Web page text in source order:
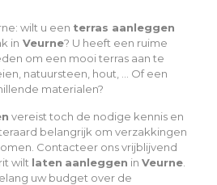
: wilt u een terras aanleggen
in Veurne? U heeft een ruime
om een mooi terras aan te
natuursteen, hout, … Of een
materialen?
vereist toch de nodige kennis en
belangrijk om verzakkingen
Contacteer ons vrijblijvend
wilt laten aanleggen in Veurne.
uw budget over de